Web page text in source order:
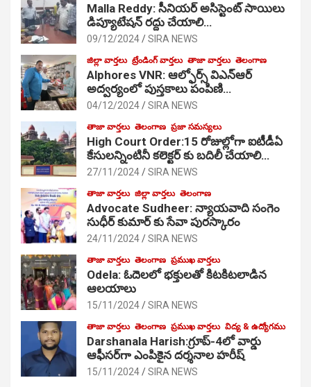
Malla Reddy: సీనియర్ అసిస్టెంట్ సాయిలు
డిప్యూటేషన్ రద్దు చేయాలి…
09/12/2024 SIRA NEWS
జిల్లా వార్తలు ట్రేండింగ్ వార్తలు తాజా వార్తలు తెలంగాణ
Alphores VNR: ఆల్ఫోర్స్ విఎన్ఆర్
అద్వర్యంలో పుస్తకాలు పంపిణి…
04/12/2024 SIRA NEWS
తాజా వార్తలు తెలంగాణ ప్రజా సమస్యలు
High Court Order:15 రోజుల్లోగా ఐటీడీఏ
కేసులన్నింటినీ కలెక్టర్ కు బదిలీ చేయాలి…
27/11/2024 SIRA NEWS
తాజా వార్తలు జిల్లా వార్తలు తెలంగాణ
Advocate Sudheer: న్యాయవాది సంగెం
సుధీర్ కుమార్ కు సేవా పురస్కారం
24/11/2024 SIRA NEWS
తాజా వార్తలు తెలంగాణ ప్రముఖ వార్తలు
Odela: ఓదెల‌లో భక్తులతో కిటకిటలాడిన
ఆల‌యాలు
15/11/2024 SIRA NEWS
తాజా వార్తలు తెలంగాణ ప్రముఖ వార్తలు విద్య & ఉద్యోగము
Darshanala Harish:గ్రూప్-4లో వార్డు
ఆఫీసర్‌గా ఎంపికైన దర్శనాల హరీష్
15/11/2024 SIRA NEWS